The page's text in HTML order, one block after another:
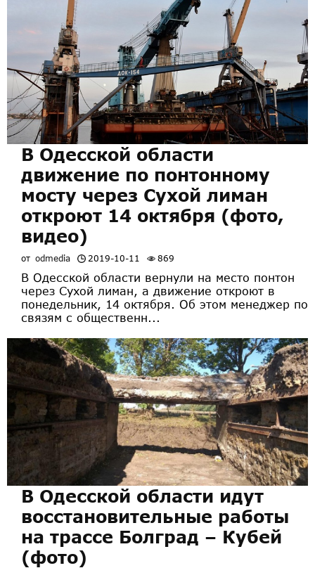
В Одесской области
движение по понтонному
мосту через Сухой лиман
откроют 14 октября (фото,
видео)
от odmedia 2019-10-11 869
В Одесской области вернули на место понтон
через Сухой лиман, а движение откроют в
понедельник, 14 октября. Об этом менеджер по
связям с общественн...
В Одесской области идут
восстановительные работы
на трассе Болград – Кубей
(фото)